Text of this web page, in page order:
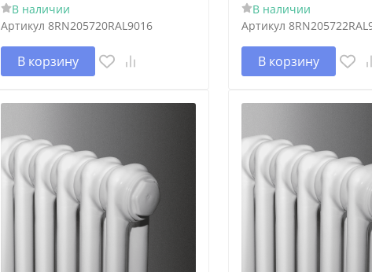
В наличии
Артикул 8RN205720RAL9016
В корзину
В наличии
Артикул
В корзину